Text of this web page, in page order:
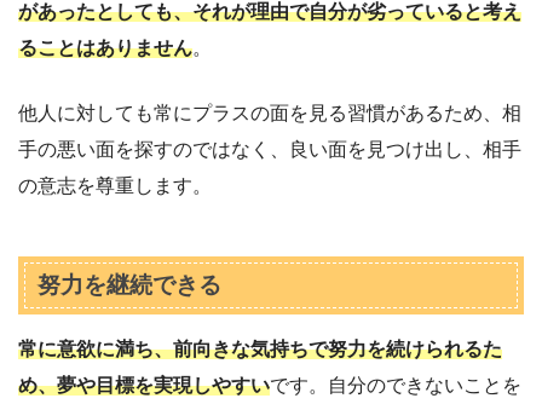
があったとしても、それが理由で自分が劣っていると考え
ることはありません。
他人に対しても常にプラスの面を見る習慣があるため、相
手の悪い面を探すのではなく、良い面を見つけ出し、相手
の意志を尊重します。
努力を継続できる
常に意欲に満ち、前向きな気持ちで努力を続けられるた
め、夢や目標を実現しやすいです。自分のできないことを